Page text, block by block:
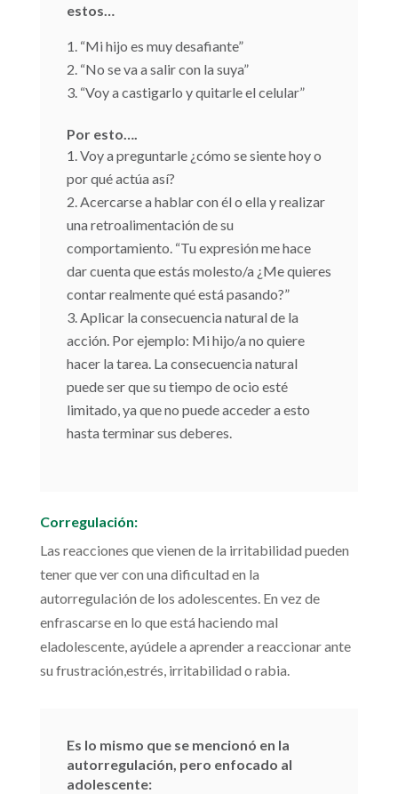
estos…
“Mi hijo es muy desafiante”
“No se va a salir con la suya”
“Voy a castigarlo y quitarle el celular”
Por esto….
Voy a preguntarle ¿cómo se siente hoy o
por qué actúa así?
Acercarse a hablar con él o ella y realizar
una retroalimentación de su
comportamiento. “Tu expresión me hace
dar cuenta que estás molesto/a ¿Me quieres
contar realmente qué está pasando?”
Aplicar la consecuencia natural de la
acción. Por ejemplo: Mi hijo/a no quiere
hacer la tarea. La consecuencia natural
puede ser que su tiempo de ocio esté
limitado, ya que no puede acceder a esto
hasta terminar sus deberes.
Corregulación:
Las reacciones que vienen de la irritabilidad pueden
tener que ver con una dificultad en la
autorregulación de los adolescentes. En vez de
enfrascarse en lo que está haciendo mal
eladolescente, ayúdele a aprender a reaccionar ante
su frustración,estrés, irritabilidad o rabia.
Es lo mismo que se mencionó en la
autorregulación, pero enfocado al
adolescente: